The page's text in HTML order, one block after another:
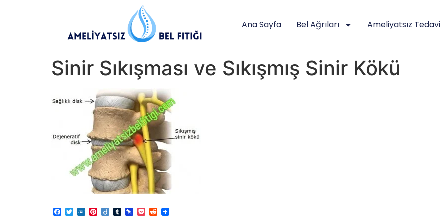
Ana Sayfa Bel Ağrıları Ameliyatsız Tedavi
Sinir Sıkışması ve Sıkışmış Sinir Kökü
Facebook
TwitterFolkdPinterest
DiigoTumblrPinboard
PocketReddit